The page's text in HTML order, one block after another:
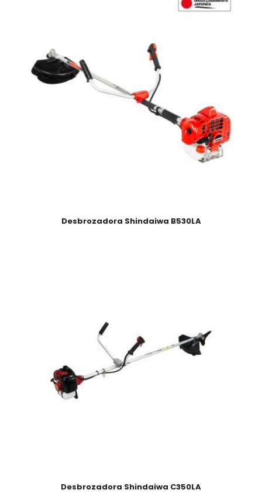
Desbrozadora Shindaiwa B530LA
Desbrozadora Shindaiwa C350LA